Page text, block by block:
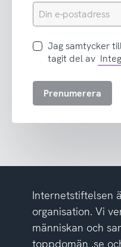
Din
e-
Jag
samtycker
att
nyhetsbrev
tagit
av
integritetspolicyn
Jag samtycker
tagit del av
Prenumerera
Internetstiftelsen
organisation. Vi
människan och
toppdomän .se